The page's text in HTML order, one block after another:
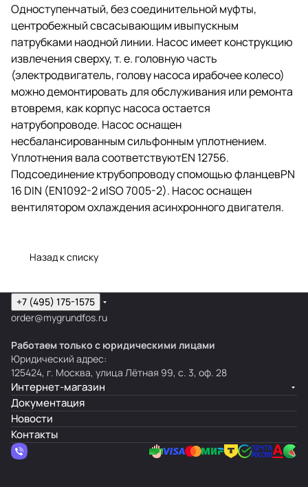
Одноступенчатый, без соединительной муфты,
центробежный свсасывающим ивыпускным
патрубками наодной линии. Насос имеет конструкцию
извлечения сверху,т. е. головную часть
(электродвигатель, голову насоса ирабочее колесо)
можно демонтировать для обслуживания или ремонта
втовремя, как корпус насоса остается
натрубопроводе. Насос оснащен
несбалансированным сильфонным уплотнением.
Уплотнения вала соответствуютEN 12756.
Подсоединение ктрубопроводу спомощью фланцевPN
16 DIN (EN1092-2 иISO 7005-2). Насос оснащен
вентилятором охлаждения асинхронного двигателя.
Назад к списку
+7 (495) 175-1575
order@mygrundfos.ru
Работаем только с юридическими лицами
Юридический адрес:
125424, г. Москва, улица Лётная 99, с. 3, оф. 28
Интернет-магазин
Документация
Новости
Контакты